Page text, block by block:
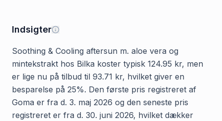
Indsigter
Soothing & Cooling aftersun m. aloe vera og
mintekstrakt hos Bilka koster typisk 124.95 kr, men
er lige nu på tilbud til 93.71 kr, hvilket giver en
besparelse på 25%. Den første pris registreret af
Goma er fra d. 3. maj 2026 og den seneste pris
registreret er fra d. 30. juni 2026, hvilket dækker